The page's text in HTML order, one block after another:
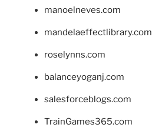
manoelneves.com
mandelaeffectlibrary.com
roselynns.com
balanceyoganj.com
salesforceblogs.com
TrainGames365.com